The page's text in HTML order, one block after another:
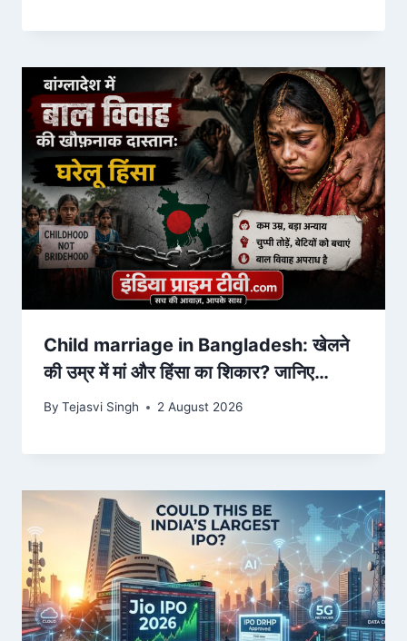
Child marriage in Bangladesh: खेलने
की उम्र में मां और हिंसा का शिकार? जानिए
बांग्लादेश की बेटियों का दर्द।
By Tejasvi Singh 2 August 2026